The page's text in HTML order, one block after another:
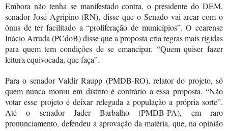
Embora não tenha se manifestado contra, o presidente do DEM,
senador José Agripino (RN), disse que o Senado vai arcar com o
ônus de ter facilitado a “proliferação de municípios”. O cearense
Inácio Arruda (PCdoB) disse que a proposta cria regras mais rígidas
para quem tem condições de se emancipar. “Quem quiser fazer
leitura equivocada, que faça”.
Para o senador Valdir Raupp (PMDB-RO), relator do projeto, só
quem nunca morou em distrito é contrário a essa proposta. “Não
votar esse projeto é deixar relegada a população a própria sorte”.
Até o senador Jader Barbalho (PMDB-PA), em raro
pronunciamento, defendeu a aprovação da matéria, que, na opinião